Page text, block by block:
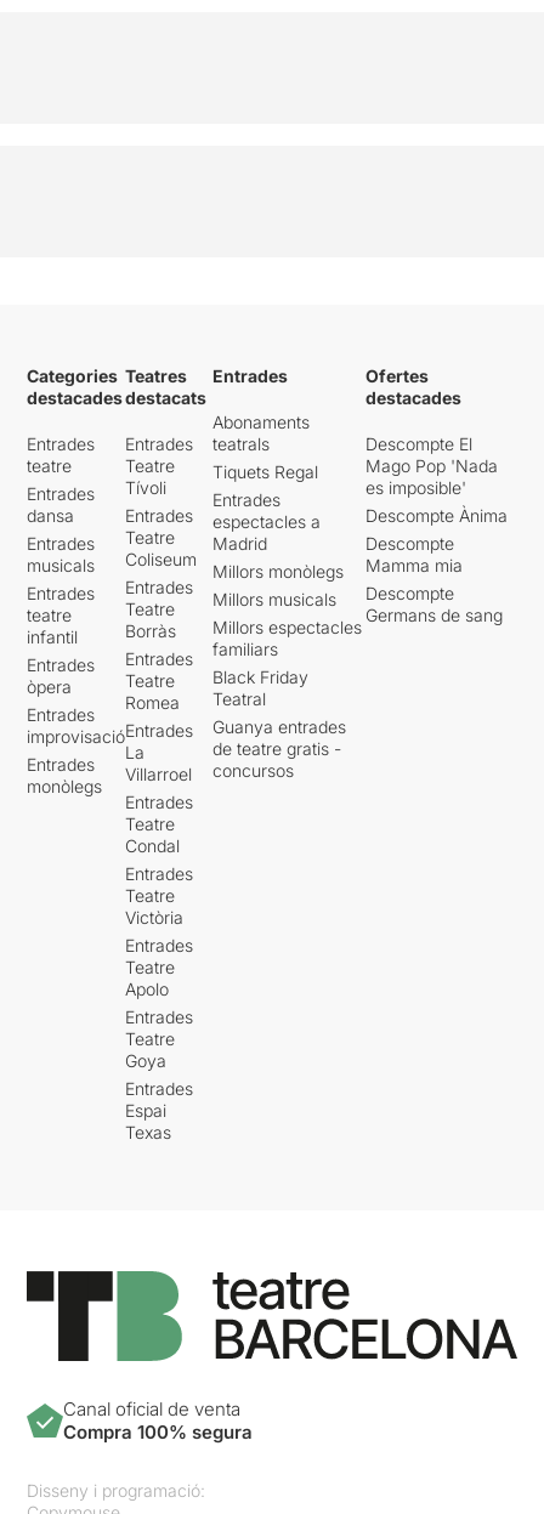
Categories
destacades
Entrades
teatre
Entrades
dansa
Entrades
musicals
Entrades
teatre
infantil
Entrades
òpera
Entrades
improvisació
Entrades
monòlegs
Teatres
destacats
Entrades
Teatre
Tívoli
Entrades
Teatre
Coliseum
Entrades
Teatre
Borràs
Entrades
Teatre
Romea
Entrades
La
Villarroel
Entrades
Teatre
Condal
Entrades
Teatre
Victòria
Entrades
Teatre
Apolo
Entrades
Teatre
Goya
Entrades
Espai
Texas
Entrades
Abonaments
teatrals
Tiquets Regal
Entrades
espectacles a
Madrid
Millors monòlegs
Millors musicals
Millors espectacles
familiars
Black Friday
Teatral
Guanya entrades
de teatre gratis -
concursos
Ofertes
destacades
Descompte El
Mago Pop 'Nada
es imposible'
Descompte Ànima
Descompte
Mamma mia
Descompte
Germans de sang
Canal oficial de venta
Compra 100% segura
Disseny i programació: